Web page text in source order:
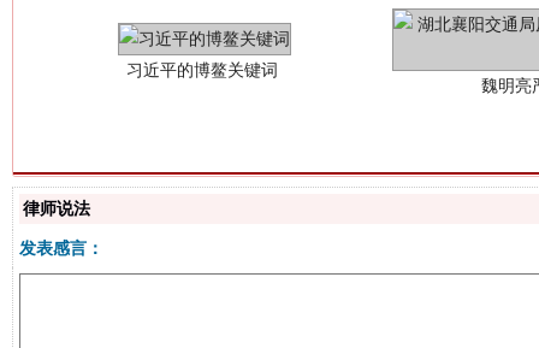
“刷贴”乱象丛生
律师说法
发表感言：